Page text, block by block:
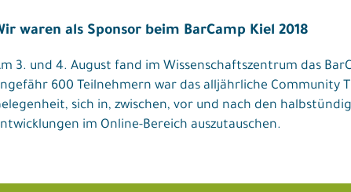
waren als Sponsor beim BarCamp Kiel 2018
3. und 4. August fand im Wissenschaftszentrum das
600 Teilnehmern war das alljährliche Community
sich in, zwischen, vor und nach den
im Online-Bereich auszutauschen.